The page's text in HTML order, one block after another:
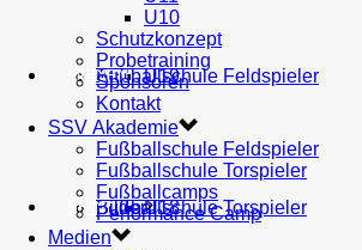
AH U19
U18
Fußballschule Feldspieler
Fußballschule Torspieler
MEDIEN
Bilder
SHOP
U10
Schutzkonzept
Probetraining
Sponsoren
Kontakt
SSV Akademie
Fußballschule Feldspieler
Fußballschule Torspieler
Fußballcamps
Performance Camp
Medien